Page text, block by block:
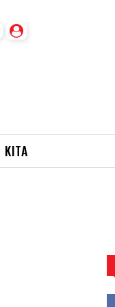
KITA